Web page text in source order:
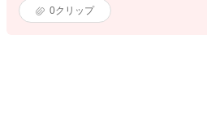
0クリップ